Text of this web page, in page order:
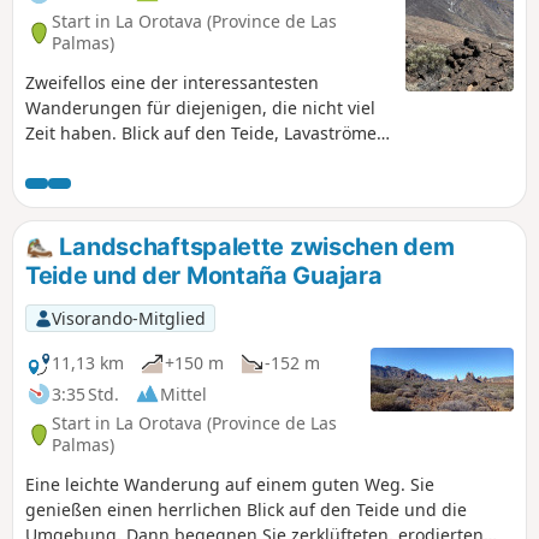
Teno. Zum Zeitpunkt der Wanderung (Mitte November 2023)
gab es im Dorf direkt am Platz die Bar Los Bailadreros, die
geöffnet war und in der man essen und trinken konnte: Die
Wanderung verläuft jedoch die meiste Zeit in der prallen
Sonne. Sie wird übrigens von vielen Wanderern
frequentiert, die weitaus anspruchsvollere Touren
Start in La Orotava (Province de Las
Palmas)
Zweifellos eine der interessantesten
Wanderungen für diejenigen, die nicht viel
Zeit haben. Blick auf den Teide, Lavaströme,
dieser für alle zugänglichen Wanderung
erhalten Sie einen Überblick über alle
Panoramen der Region.
Landschaftspalette zwischen dem
Teide und der Montaña Guajara
Visorando-Mitglied
11,13 km
+150 m
-152 m
3:35 Std.
Mittel
Start in La Orotava (Province de Las
Palmas)
Eine leichte Wanderung auf einem guten Weg. Sie
genießen einen herrlichen Blick auf den Teide und die
Umgebung. Dann begegnen Sie zerklüfteten, erodierten